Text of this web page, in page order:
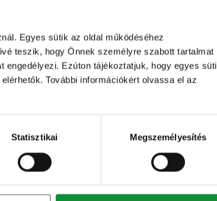
Egyes sütik az oldal működéséhez
teszik, hogy Önnek személyre szabott tartalmat
engedélyezi. Ezúton tájékoztatjuk, hogy egyes süti
További információkért olvassa el az
Statisztikai Megszemélyesítés